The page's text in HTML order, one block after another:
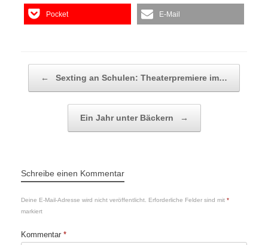
Pocket E-Mail
← Sexting an Schulen: Theaterpremiere im…
Ein Jahr unter Bäckern →
Schreibe einen Kommentar
Deine E-Mail-Adresse wird nicht veröffentlicht. Erforderliche Felder sind mit *
markiert
Kommentar *